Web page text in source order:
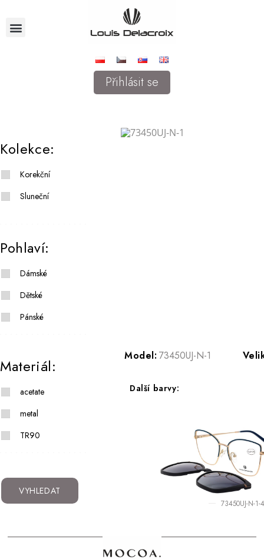
Přihlásit se
Kolekce:
Korekční
Sluneční
Pohlaví:
Dámské
Dětské
Pánské
Materiál:
acetate
metal
TR90
VYHLEDAT
Model: 73450UJ-N-1
Další barvy:
73450UJ-N-1-4